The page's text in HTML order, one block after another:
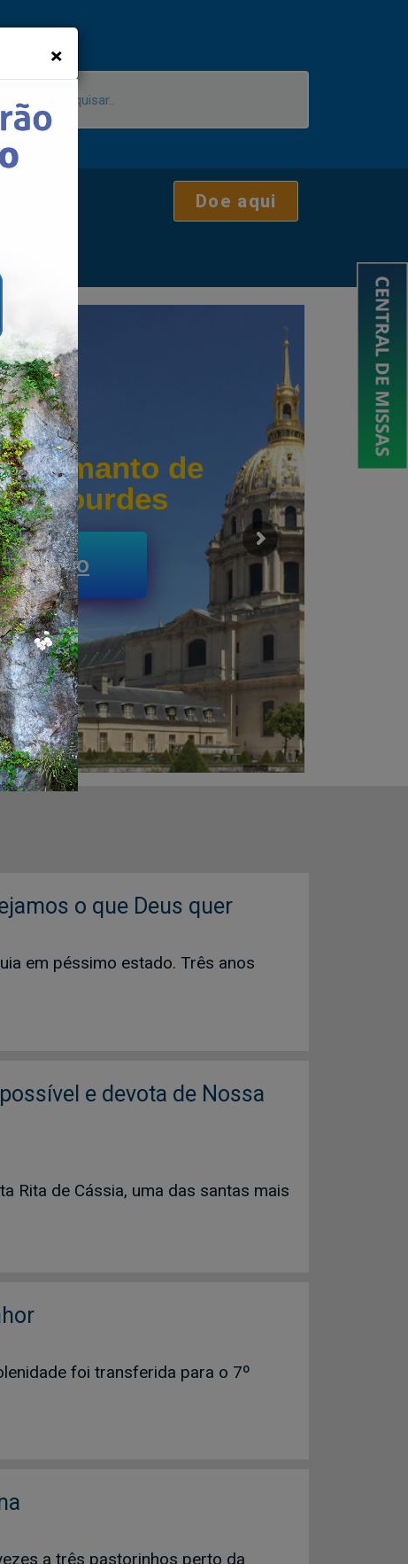
Fátima Doe aqui
o que Deus quer
em péssimo estado. Três anos
e devota de Nossa
Rita de Cássia, uma das santas mais
foi transferida para o 7º
a três pastorinhos perto da
×